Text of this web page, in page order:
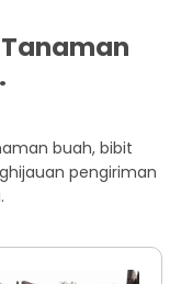
buah, bibit
pengiriman